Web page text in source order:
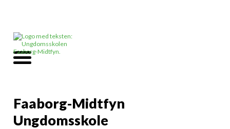
Faaborg-Midtfyn
Ungdomsskole